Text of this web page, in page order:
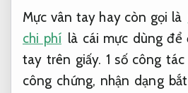
Mực vân tay hay còn gọi là
chi phí là cái mực dùng để
tay trên giấy. 1 số công
công chứng, nhận dạng